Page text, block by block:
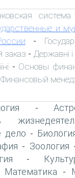
система
и
-
заказ - Державні
- Основы
Финансовый
-
дело -
- Зоология
-
Математика -